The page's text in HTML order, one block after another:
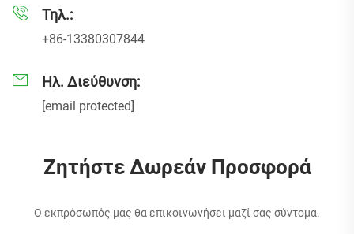
Τηλ.:
+86-13380307844
Ηλ. Διεύθυνση:
[email protected]
Ζητήστε Δωρεάν Προσφορά
Ο εκπρόσωπός μας θα επικοινωνήσει μαζί σας σύντομα.